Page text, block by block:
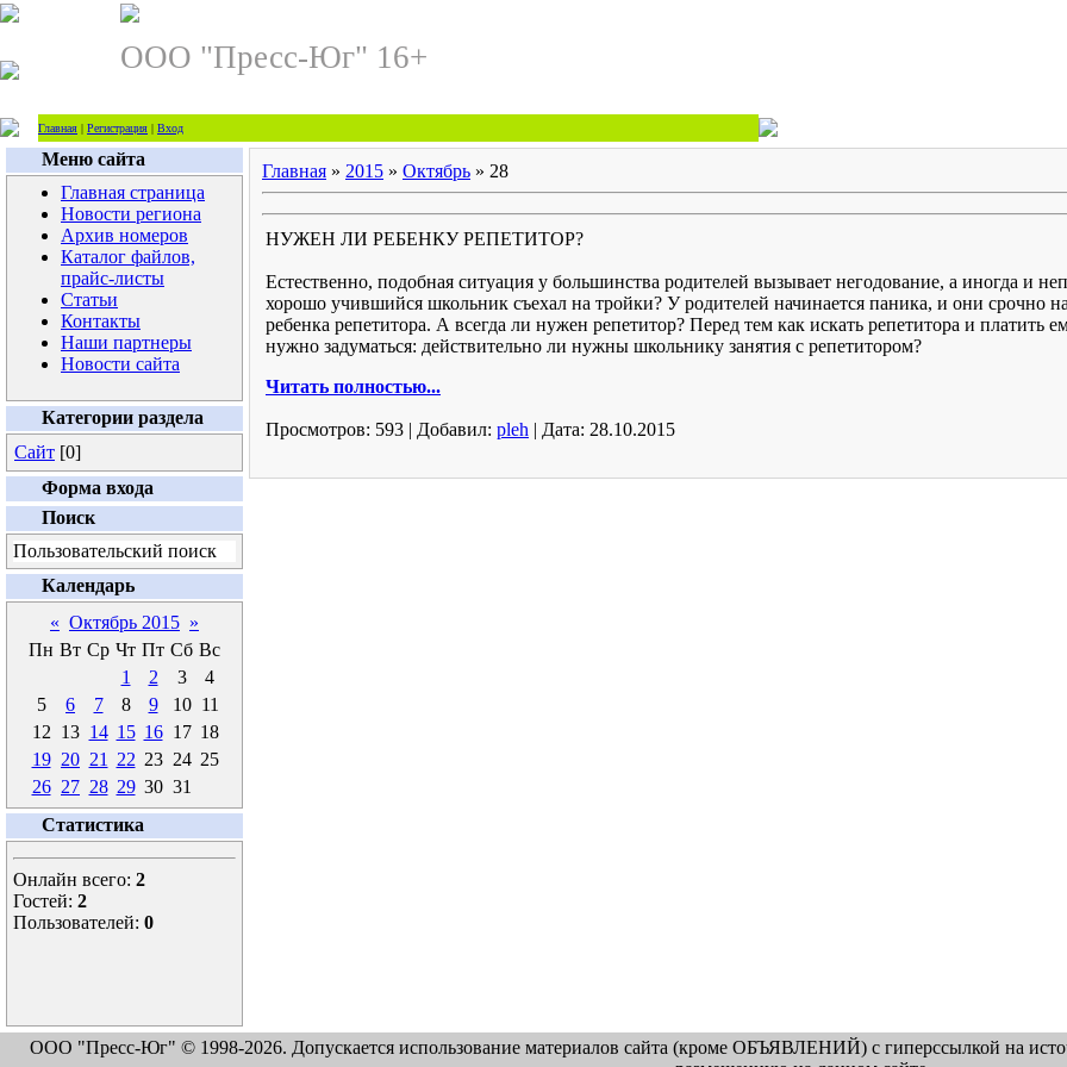
ООО "Пресс-Юг" 16+
Главная | Регистрация | Вход
Меню сайта
Главная страница
Новости региона
Архив номеров
Каталог файлов,
прайс-листы
Статьи
Контакты
Наши партнеры
Новости сайта
Категории раздела
Сайт [0]
Форма входа
Поиск
Пользовательский поиск
Календарь
« Октябрь 2015 »
Пн Вт Ср Чт Пт Сб Вс
1
2 3
4
5
6 7 8 9 10 11
12 13 14 15 16 17 18
19 20 21 22 23 24 25
26 27 28 29 30 31
Статистика
Онлайн всего: 2
Гостей: 2
Пользователей: 0
Главная » 2015 » Октябрь » 28
НУЖЕН ЛИ РЕБЕНКУ РЕПЕТИТОР?
Естественно, подобная ситуация у большинства родителей вызывает негодование, а иногда и
хорошо учившийся школьник съехал на тройки? У родителей начинается паника, и они срочно
ребенка репетитора. А всегда ли нужен репетитор? Перед тем как искать репетитора и платить
нужно задуматься: действительно ли нужны школьнику занятия с репетитором?
Читать полностью...
Просмотров: 593 | Добавил: pleh | Дата: 28.10.2015
ООО "Пресс-Юг" © 1998-2026. Допускается использование материалов сайта (кроме ОБЪЯВЛЕНИЙ) с гиперссылкой на